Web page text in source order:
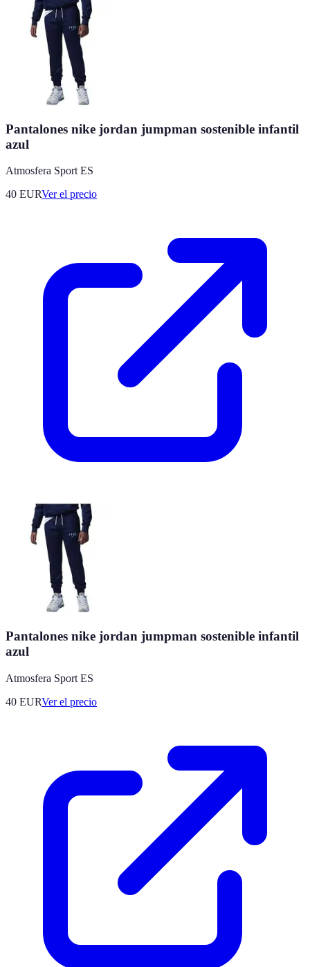
Pantalones nike jordan jumpman sostenible infantil
azul
Atmosfera Sport ES
40 EURVer el precio
Pantalones nike jordan jumpman sostenible infantil
azul
Atmosfera Sport ES
40 EURVer el precio